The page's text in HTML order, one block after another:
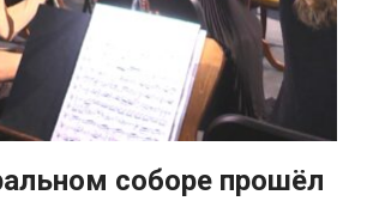
соборе прошёл